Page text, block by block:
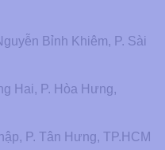
Bỉnh Khiêm, P. Sài
Hai, P. Hòa Hưng,
P. Tân Hưng, TP.HCM